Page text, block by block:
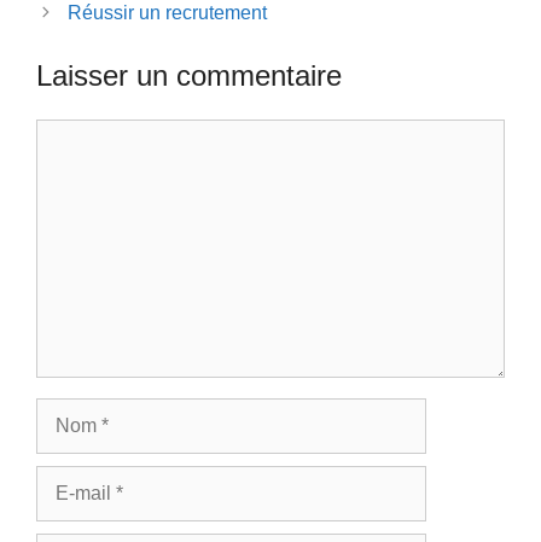
Réussir un recrutement
Laisser un commentaire